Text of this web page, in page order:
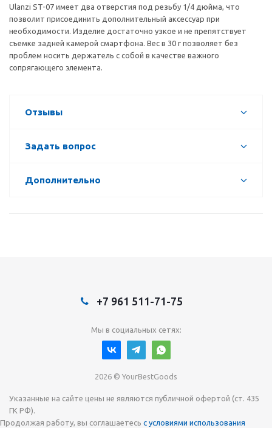
Ulanzi ST-07 имеет два отверстия под резьбу 1/4 дюйма, что
позволит присоединить дополнительный аксессуар при
необходимости. Изделие достаточно узкое и не препятствует
съемке задней камерой смартфона. Вес в 30 г позволяет без
проблем носить держатель с собой в качестве важного
сопрягающего элемента.
Отзывы
Задать вопрос
Дополнительно
+7 961 511-71-75
Мы в социальных сетях:
2026 © YourBestGoods
Указанные на сайте цены не являются публичной офертой (ст. 435
ГК РФ).
Продолжая работу, вы соглашаетесь с условиями использования